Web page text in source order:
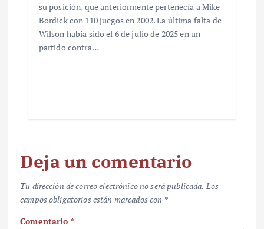
su posición, que anteriormente pertenecía a Mike
Bordick con 110 juegos en 2002. La última falta de
Wilson había sido el 6 de julio de 2025 en un
partido contra…
Deja un comentario
Tu dirección de correo electrónico no será publicada. Los
campos obligatorios están marcados con *
Comentario *